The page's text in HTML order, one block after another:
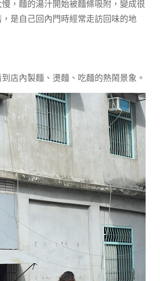
，麵的湯汁開始被麵條吸附，變成很
是自己回內門時經常走訪回味的地
店內製麵、燙麵、吃麵的熱鬧景象。